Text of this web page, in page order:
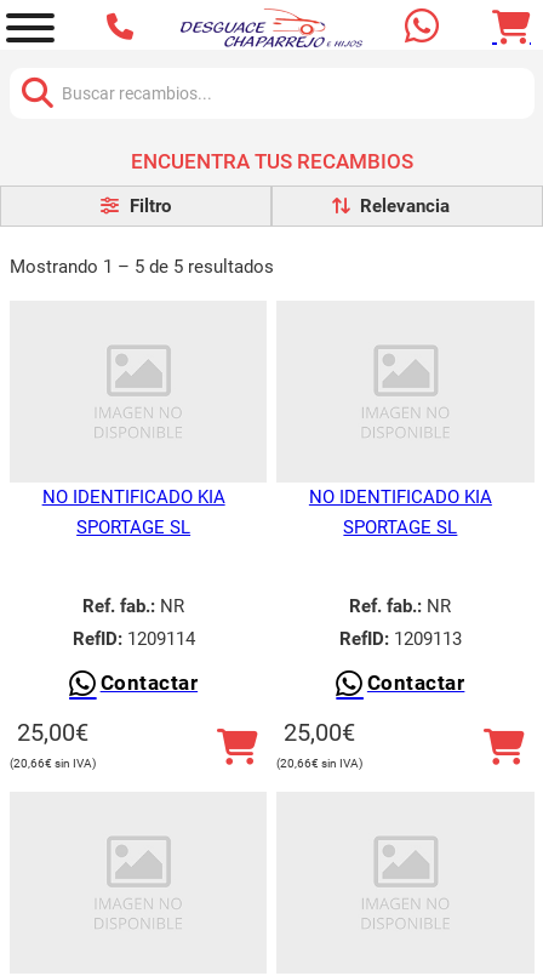
ENCUENTRA TUS RECAMBIOS
Filtro
Mostrando 1 – 5 de 5 resultados
NO IDENTIFICADO KIA
SPORTAGE SL
Ref. fab.: NR
RefID:1209114
Contactar
25,00€
20,66€
NO IDENTIFICADO KIA
SPORTAGE SL
Ref. fab.: NR
RefID:1209113
Contactar
25,00€
20,66€